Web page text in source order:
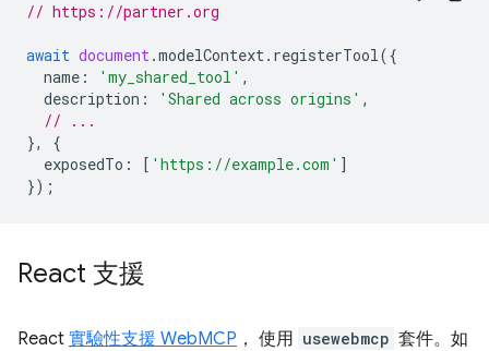
// https://partner.org
await document.modelContext. registerTool({
name : 'my_shared_tool' ,
description : 'Shared across origins' ,
// ...
},
{
exposedTo : [ 'https://example.com' ]
});
React 支援
React 實驗性支援 WebMCP ， 使用 usewebmcp 套件。如